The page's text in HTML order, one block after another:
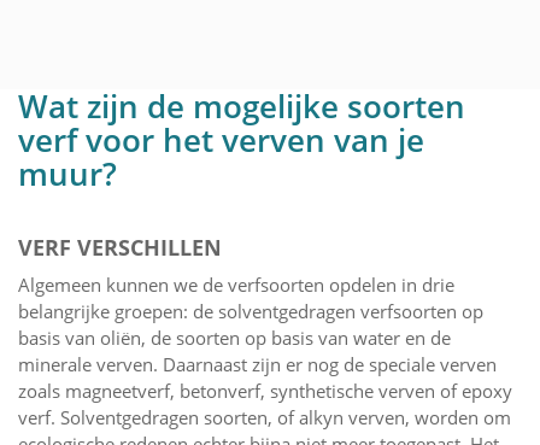
Wat zijn de mogelijke soorten
verf voor het verven van je
muur?
VERF VERSCHILLEN
Algemeen kunnen we de verfsoorten opdelen in drie
belangrijke groepen: de solventgedragen verfsoorten op
basis van oliën, de soorten op basis van water en de
minerale verven. Daarnaast zijn er nog de speciale verven
zoals magneetverf, betonverf, synthetische verven of epoxy
verf. Solventgedragen soorten, of alkyn verven, worden om